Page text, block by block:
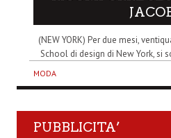
(NEW YORK) Per due mesi,
School di design di New York, si
MODA
PUBBLICITA’